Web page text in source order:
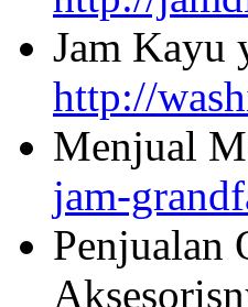
Jam Kayu
http://
Menjual
jam-
Penjualan